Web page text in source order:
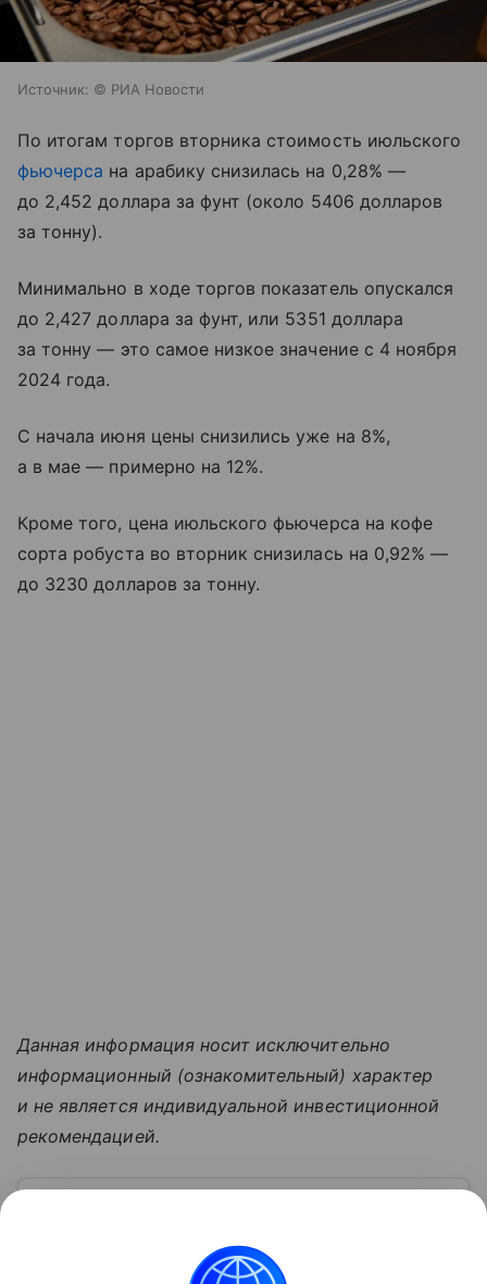
Источник: © РИА Новости
По итогам торгов вторника стоимость июльского
фьючерса на арабику снизилась на 0,28% —
до 2,452 доллара за фунт (около 5406 долларов
за тонну).
Минимально в ходе торгов показатель опускался
до 2,427 доллара за фунт, или 5351 доллара
за тонну — это самое низкое значение с 4 ноября
2024 года.
С начала июня цены снизились уже на 8%,
а в мае — примерно на 12%.
Кроме того, цена июльского фьючерса на кофе
сорта робуста во вторник снизилась на 0,92% —
до 3230 долларов за тонну.
Данная информация носит исключительно
информационный (ознакомительный) характер
и не является индивидуальной инвестиционной
рекомендацией.
на срочном рынке
Торговля на срочном рынке привлекает высокой